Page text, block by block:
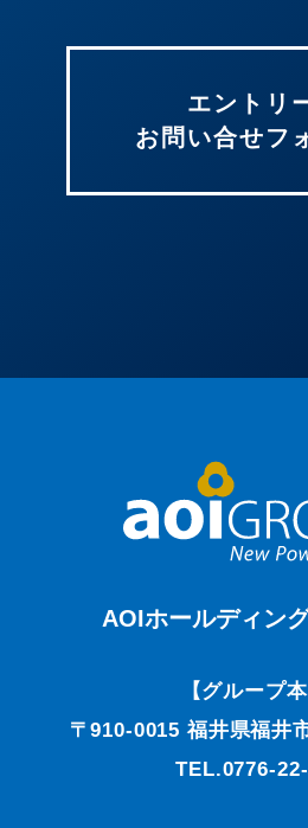
エントリ
お問い合せフ
AOIホールディン
【グループ本
〒910-0015 福井県福井
TEL.0776-